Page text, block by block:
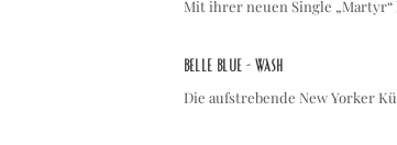
Mit ihrer neuen Single
Belle Blue - Wash
Die aufstrebende New Yorker